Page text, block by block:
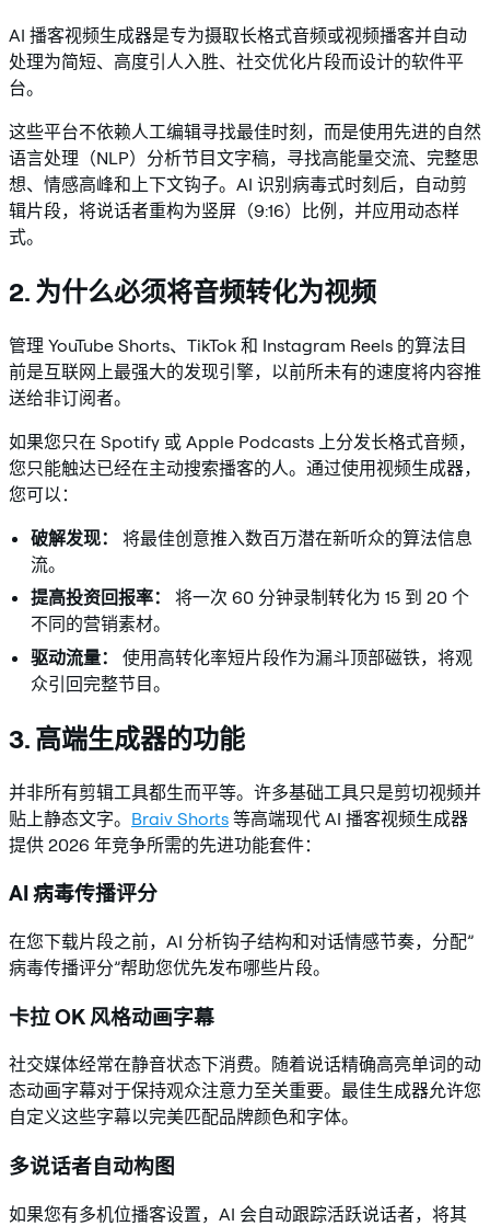
AI 播客视频生成器是专为摄取长格式音频或视频播客并自动
处理为简短、高度引人入胜、社交优化片段而设计的软件平
台。
这些平台不依赖人工编辑寻找最佳时刻，而是使用先进的自然
语言处理（NLP）分析节目文字稿，寻找高能量交流、完整思
想、情感高峰和上下文钩子。AI 识别病毒式时刻后，自动剪
辑片段，将说话者重构为竖屏（9:16）比例，并应用动态样
式。
2. 为什么必须将音频转化为视频
管理 YouTube Shorts、TikTok 和 Instagram Reels 的算法目
前是互联网上最强大的发现引擎，以前所未有的速度将内容推
送给非订阅者。
如果您只在 Spotify 或 Apple Podcasts 上分发长格式音频，
您只能触达已经在主动搜索播客的人。通过使用视频生成器，
您可以：
破解发现：
将最佳创意推入数百万潜在新听众的算法信息
流。
提高投资回报率：
将一次 60 分钟录制转化为 15 到 20 个
不同的营销素材。
驱动流量：
使用高转化率短片段作为漏斗顶部磁铁，将观
众引回完整节目。
3. 高端生成器的功能
并非所有剪辑工具都生而平等。许多基础工具只是剪切视频并
贴上静态文字。 Braiv Shorts 等高端现代 AI 播客视频生成器
提供 2026 年竞争所需的先进功能套件：
AI 病毒传播评分
在您下载片段之前，AI 分析钩子结构和对话情感节奏，分配”
病毒传播评分”帮助您优先发布哪些片段。
卡拉 OK 风格动画字幕
社交媒体经常在静音状态下消费。随着说话精确高亮单词的动
态动画字幕对于保持观众注意力至关重要。最佳生成器允许您
自定义这些字幕以完美匹配品牌颜色和字体。
多说话者自动构图
如果您有多机位播客设置，AI 会自动跟踪活跃说话者，将其